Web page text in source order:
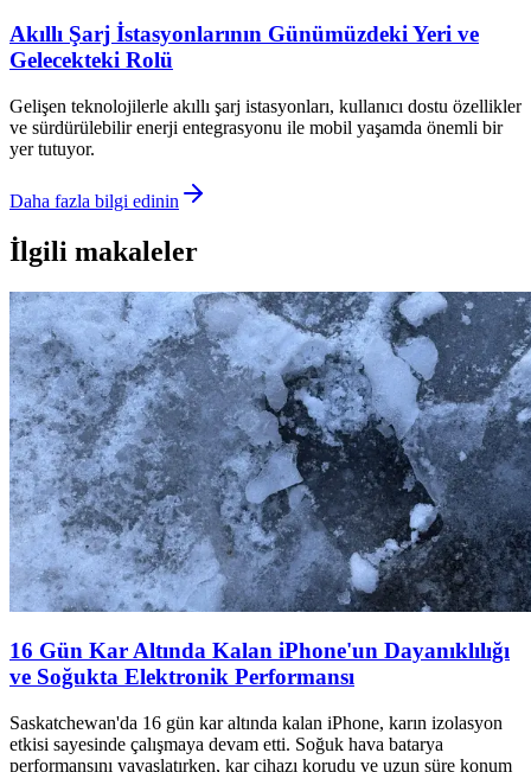
Akıllı Şarj İstasyonlarının Günümüzdeki Yeri ve
Gelecekteki Rolü
Gelişen teknolojilerle akıllı şarj istasyonları, kullanıcı dostu özellikler
ve sürdürülebilir enerji entegrasyonu ile mobil yaşamda önemli bir
yer tutuyor.
Daha fazla bilgi edinin
İlgili makaleler
16 Gün Kar Altında Kalan iPhone'un Dayanıklılığı
ve Soğukta Elektronik Performansı
Saskatchewan'da 16 gün kar altında kalan iPhone, karın izolasyon
etkisi sayesinde çalışmaya devam etti. Soğuk hava batarya
performansını yavaşlatırken, kar cihazı korudu ve uzun süre konum